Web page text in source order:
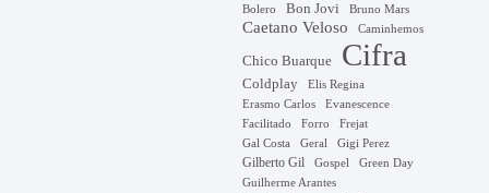
Bolero
Bon Jovi Bruno Mars
Caetano Veloso Caminhemos
Chico Buarque Cifra
Coldplay
Elis Regina
Erasmo Carlos
Evanescence
Facilitado
Forro Frejat
Gal Costa Geral Gigi Perez
Gilberto Gil Gospel Green Day
Guilherme Arantes